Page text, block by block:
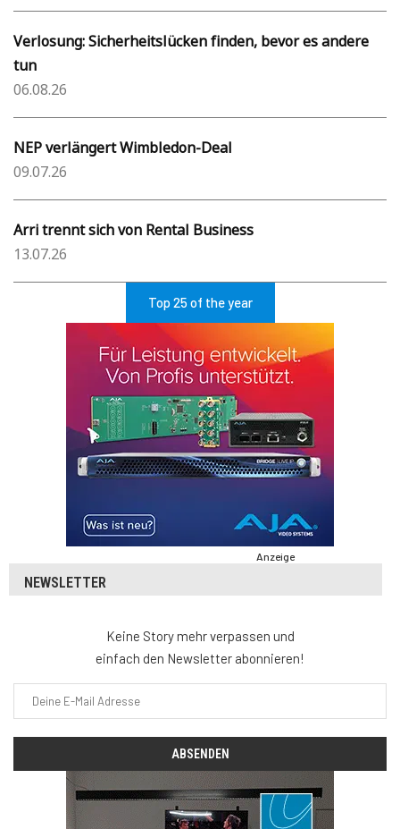
Verlosung: Sicherheitslücken finden, bevor es andere
tun
06.08.26
NEP verlängert Wimbledon-Deal
09.07.26
Arri trennt sich von Rental Business
13.07.26
Top 25 of the year
Anzeige
NEWSLETTER
Keine Story mehr verpassen und
einfach den Newsletter abonnieren!